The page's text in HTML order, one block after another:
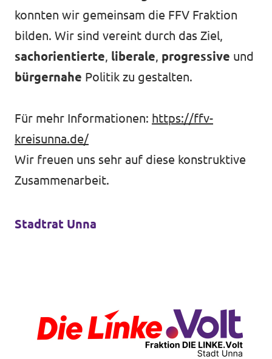
konnten wir gemeinsam die FFV Fraktion
bilden. Wir sind vereint durch das Ziel,
sachorientierte, liberale, progressive und
bürgernahe Politik zu gestalten.
Für mehr Informationen: https://ffv-
kreisunna.de/
Wir freuen uns sehr auf diese konstruktive
Zusammenarbeit.
Stadtrat Unna